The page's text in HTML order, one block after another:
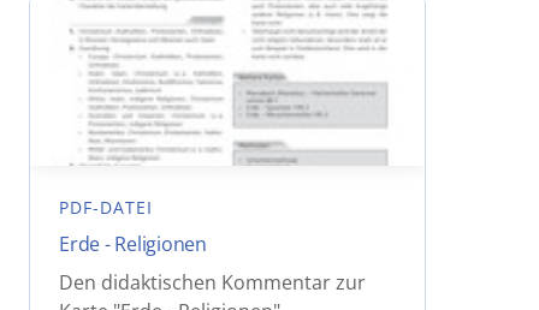
PDF-DATEI
Erde - Religionen
Den didaktischen Kommentar zur